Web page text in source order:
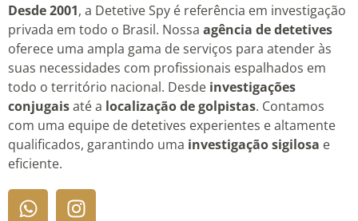
Desde 2001, a Detetive Spy é referência em investigação
privada em todo o Brasil. Nossa agência de detetives
oferece uma ampla gama de serviços para atender às
suas necessidades com profissionais espalhados em
todo o território nacional. Desde investigações
conjugaisaté a localização de golpistas. Contamos
com uma equipe de detetives experientes e altamente
qualificados, garantindo uma investigação sigilosa e
eficiente.